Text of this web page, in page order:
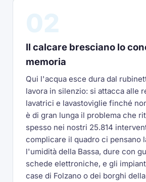
Il calcare bresciano lo
memoria
Qui l'acqua esce dura dal
lavora in silenzio: si attacca alle
lavatrici e lavastoviglie finché
è di gran lunga il problema che
spesso nei nostri 25.814
complicare il quadro ci pensano
l'umidità della Bassa, dure con
schede elettroniche, e gli
case di Folzano o dei borghi della